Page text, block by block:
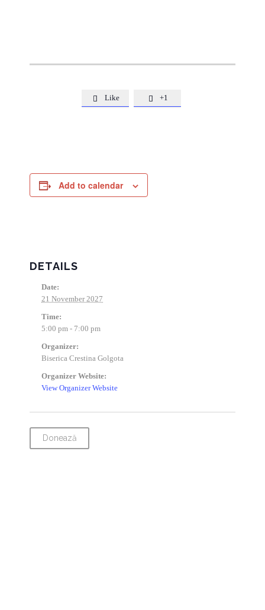
 Like  +1
Add to calendar
DETAILS
Date:
21 November 2027
Time:
5:00 pm - 7:00 pm
Organizer:
Biserica Crestina Golgota
Organizer Website:
View Organizer Website
Donează